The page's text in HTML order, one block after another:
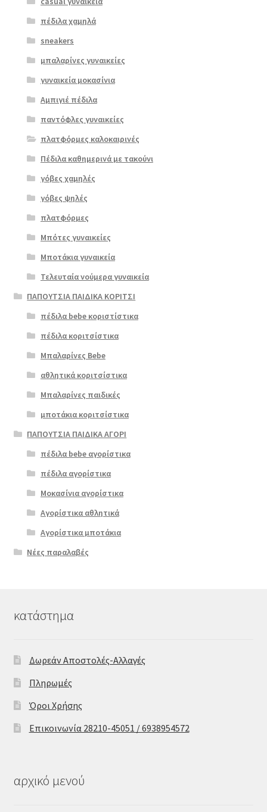
Επιλο
πέδιλα χαμηλά
sneakers
μπαλαρίνες γυναικείες
γυναικεία μοκασίνια
Αμπιγιέ πέδιλα
παντόφλες γυναικείες
πλατφόρμες καλοκαιρινές
Πέδιλα καθημερινά με τακούνι
γόβες χαμηλές
γόβες ψηλές
πλατφόρμες
Μπότες γυναικείες
Μποτάκια γυναικεία
Τελευταία νούμερα γυναικεία
ΠΑΠΟΥΤΣΙΑ ΠΑΙΔΙΚΑ ΚΟΡΙΤΣΙ
πέδιλα bebe κοριστίστικα
πέδιλα κοριτσίστικα
Μπαλαρίνες Bebe
αθλητικά κοριτσίστικα
Μπαλαρίνες παιδικές
μποτάκια κοριτσίστικα
ΠΑΠΟΥΤΣΙΑ ΠΑΙΔΙΚΑ ΑΓΟΡΙ
πέδιλα bebe αγορίστικα
πέδιλα αγορίστικα
Μοκασίνια αγορίστικα
Αγορίστικα αθλητικά
Αγορίστικα μποτάκια
Νέες παραλαβές
κατάστημα
Δωρεάν Αποστολές-Αλλαγές
Πληρωμές
Όροι Χρήσης
Επικοινωνία 28210-45051 / 6938954572
αρχικό μενού